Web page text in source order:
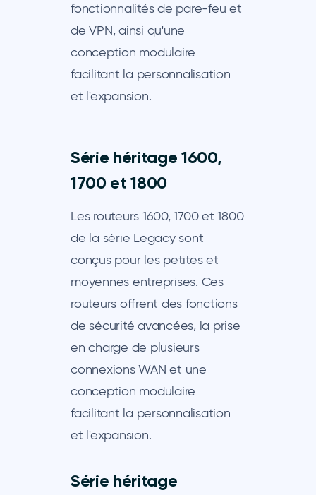
fonctionnalités de pare-feu et
de VPN, ainsi qu'une
conception modulaire
facilitant la personnalisation
et l'expansion.
Série héritage 1600,
1700 et 1800
Les routeurs 1600, 1700 et 1800
de la série Legacy sont
conçus pour les petites et
moyennes entreprises. Ces
routeurs offrent des fonctions
de sécurité avancées, la prise
en charge de plusieurs
connexions WAN et une
conception modulaire
facilitant la personnalisation
et l'expansion.
Série héritage